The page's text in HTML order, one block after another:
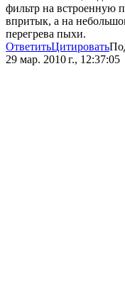
фильтр на встроенную
впритык, а на
перегрева пыхи.
ОтветитьЦитировать
29 мар. 2010 г., 12:37:05